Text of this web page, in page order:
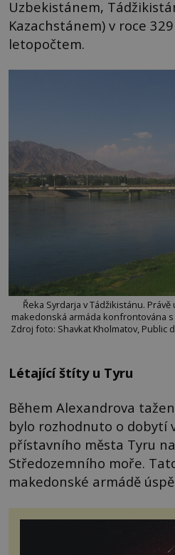
Uzbekistánem,
Kazachstánem) v roce
letopočtem.
Řeka Syrdarja v Tádžikistánu.
makedonská armáda konfrontována
Zdroj foto: Shavkat Kholmatov, Public
Létající štíty u Tyru
Během Alexandrova
bylo rozhodnuto o dobytí
přístavního města Tyru
Středozemního moře.
makedonské armádě